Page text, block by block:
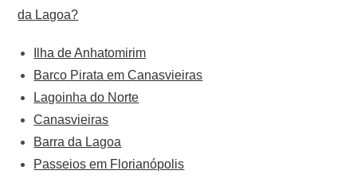
da Lagoa?
Ilha de Anhatomirim
Barco Pirata em Canasvieiras
Lagoinha do Norte
Canasvieiras
Barra da Lagoa
Passeios em Florianópolis